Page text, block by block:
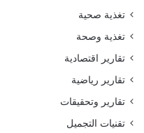
تغذية صحية
تغذية وصحة
تقارير اقتصادية
تقارير رياضية
تقارير وتحقيقات
تقنيات التجميل